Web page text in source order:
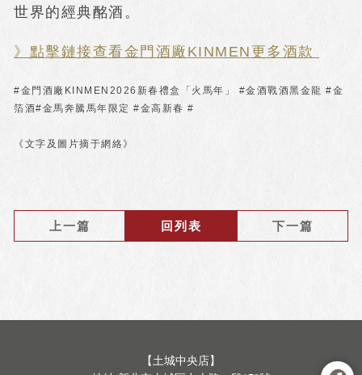
世界的經典酩酒。
》點擊鏈接查看金門酒廠KINMEN更多酒款
#金門酒廠KINMEN2026新春禮盒「火馬年」 #金酒戰酒黑金龍 #金
箔酒#金馬奔騰馬年限定 #金高新春 #
《文字及圖片摘于網絡》
上一篇 回列表 下一篇
【土城中央店】